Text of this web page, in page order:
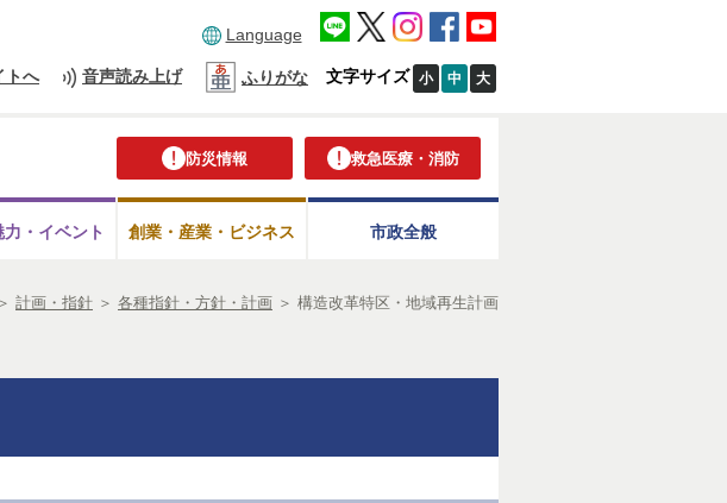
Language
トへ 音声読み上げ ふりがな 文字サイズ 小 中 大
防災情報 救急医療・消防
・ イベント 創業・産業・ビジネス 市政全般
＞ 計画・指針 ＞ 各種指針・方針・計画 ＞ 構造改革特区・地域再生計画